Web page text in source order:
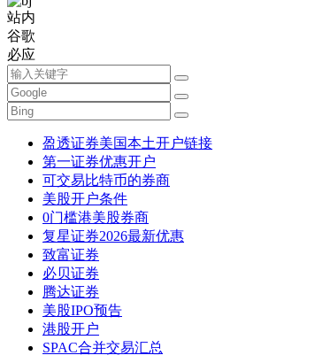
站内
谷歌
必应
盈透证券美国本土开户链接
第一证券优惠开户
可交易比特币的券商
美股开户条件
0门槛港美股券商
复星证券2026最新优惠
致富证券
必贝证券
腾达证券
美股IPO预告
港股开户
SPAC合并交易汇总